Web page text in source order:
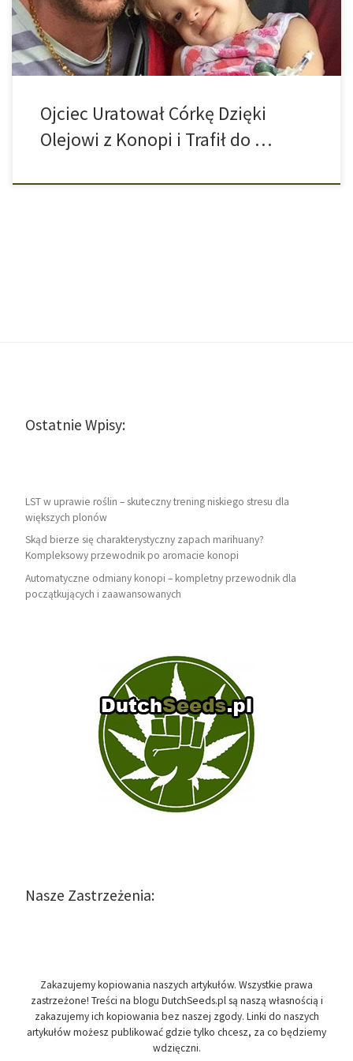
dziewczynki zaczął się […]
Ojciec Uratował Córkę Dzięki
Olejowi z Konopi i Trafił do …
Ostatnie Wpisy:
LST w uprawie roślin – skuteczny trening niskiego stresu dla
większych plonów
Skąd bierze się charakterystyczny zapach marihuany?
Kompleksowy przewodnik po aromacie konopi
Automatyczne odmiany konopi – kompletny przewodnik dla
początkujących i zaawansowanych
Nasze Zastrzeżenia:
Zakazujemy kopiowania naszych artykułów. Wszystkie prawa
zastrzeżone! Treści na blogu DutchSeeds.pl są naszą własnością i
zakazujemy ich kopiowania bez naszej zgody. Linki do naszych
artykułów możesz publikować gdzie tylko chcesz, za co będziemy
wdzięczni.